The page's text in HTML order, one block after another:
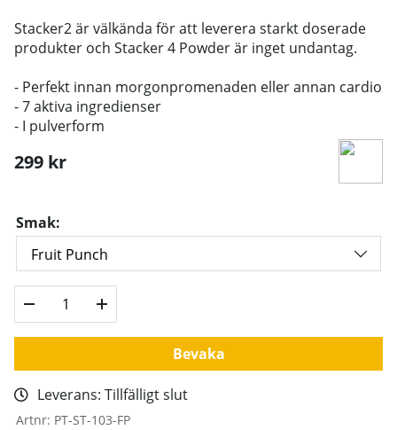
Stacker2 är välkända för att leverera starkt doserade
produkter och Stacker 4 Powder är inget undantag.
- Perfekt innan morgonpromenaden eller annan cardio
- 7 aktiva ingredienser
- I pulverform
299 kr
Smak:
Bevaka
Leverans: Tillfälligt slut
Artnr: PT-ST-103-FP